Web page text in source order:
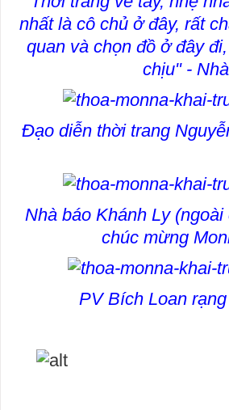
nhất là cô chủ ở đây, rất
quan và chọn đồ ở đây
chịu" -
Đạo diễn thời trang
Nhà báo Khánh Ly
chúc mừng
PV Bích Loan